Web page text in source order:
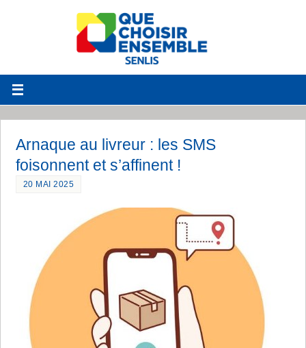
Arnaque au livreur : les SMS
foisonnent et s’affinent !
20 MAI 2025